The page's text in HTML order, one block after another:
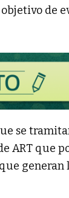
de
se
ART que
generan